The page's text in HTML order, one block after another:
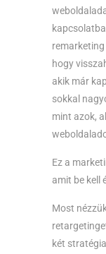
hogy
akik már
sokkal
mint azok,
Ez a
amit be kell
Most
két